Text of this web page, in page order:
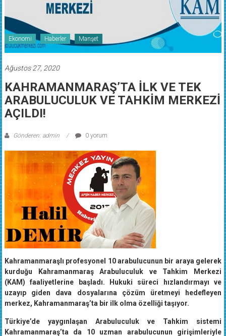
Ekonomi Haberler Manşet
Ağustos 27, 2020
KAHRAMANMARAŞ’TA İLK VE TEK
ARABULUCULUK VE TAHKİM MERKEZİ
AÇILDI!
Gönderen: admin 0 yorum
Kahramanmaraşlı profesyonel 10 arabulucunun bir araya gelerek
kurduğu Kahramanmaraş Arabuluculuk ve Tahkim Merkezi
(KAM) faaliyetlerine başladı. Hukuki süreci hızlandırmayı ve
uzayıp giden dava dosyalarına çözüm üretmeyi hedefleyen
merkez, Kahramanmaraş’ta bir ilk olma özelliği taşıyor.
Türkiye’de yaygınlaşan Arabuluculuk ve Tahkim sistemi
Kahramanmaraş’ta da 10 uzman arabulucunun girişimleriyle